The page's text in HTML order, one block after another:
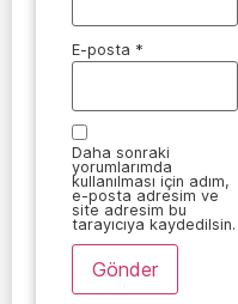
E-posta *
Daha sonraki
yorumlarımda
kullanılması için adım,
e-posta adresim ve
site adresim bu
tarayıcıya kaydedilsin.